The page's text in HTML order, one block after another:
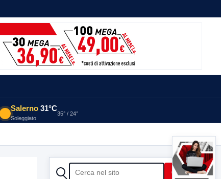
Salerno 31°C
Soleggiato
35° / 24°
CERCA Cerca